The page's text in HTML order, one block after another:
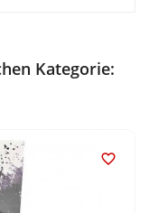
Kategorie:
